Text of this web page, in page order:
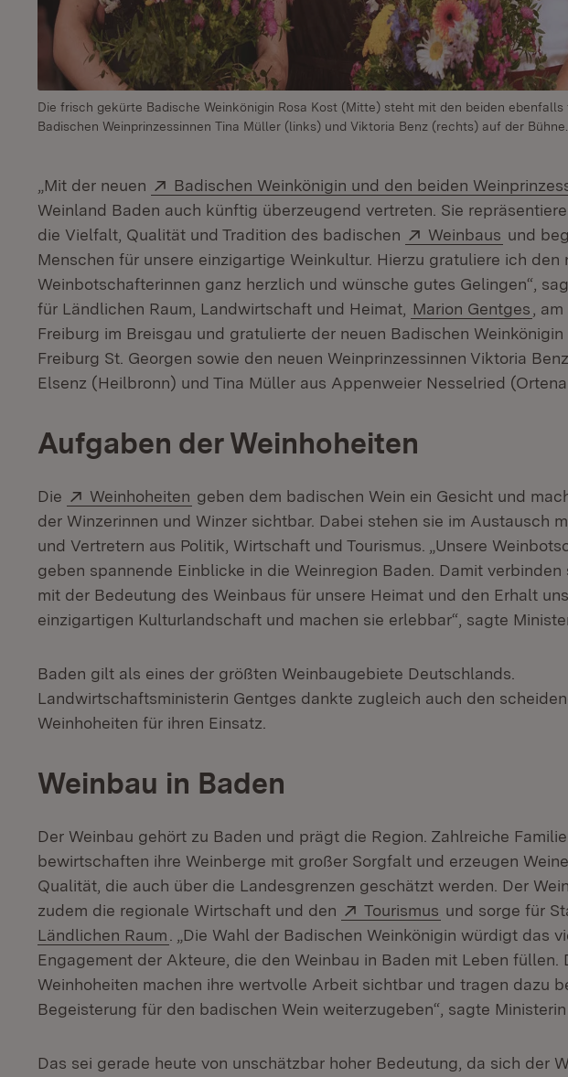
Die frisch gekürte Badische Weinkönigin Rosa Kost (Mitte) steht mit den beiden
Badischen Weinprinzessinnen Tina Müller (links) und Viktoria Benz (rechts) auf der Bühne.
„Mit der neuen Extern:
Badischen Weinkönigin und den beiden
Weinland Baden auch künftig überzeugend vertreten. Sie
die Vielfalt, Qualität und Tradition des badischen
Extern:
Weinbaus (Öffnet
und
Menschen für unsere einzigartige Weinkultur. Hierzu gratuliere ich den
Weinbotschafterinnen ganz herzlich und wünsche gutes Gelingen“,
für Ländlichen Raum, Landwirtschaft und Heimat, Marion Gentges
,
Freiburg im Breisgau und gratulierte der neuen Badischen Weinkönigin
Freiburg St. Georgen sowie den neuen Weinprinzessinnen Viktoria
Elsenz (Heilbronn) und Tina Müller aus Appenweier Nesselried
Aufgaben der Weinhoheiten
Die Extern:
Weinhoheiten (Öffnet in neuem Fenster)
geben dem badischen Wein ein Gesicht und
der Winzerinnen und Winzer sichtbar. Dabei stehen sie im Austausch
und Vertretern aus Politik, Wirtschaft und Tourismus. „Unsere
geben spannende Einblicke in die Weinregion Baden. Damit verbinden
mit der Bedeutung des Weinbaus für unsere Heimat und den Erhalt
einzigartigen Kulturlandschaft und machen sie erlebbar“, sagte
Baden gilt als eines der größten Weinbaugebiete Deutschlands.
Landwirtschaftsministerin Gentges dankte zugleich auch den
Weinhoheiten für ihren Einsatz.
Weinbau in Baden
Der Weinbau gehört zu Baden und prägt die Region. Zahlreiche
bewirtschaften ihre Weinberge mit großer Sorgfalt und erzeugen
Qualität, die auch über die Landesgrenzen geschätzt werden. Der
zudem die regionale Wirtschaft und den
Extern:
Tourismus (Öffnet in
und sorge für
Ländlichen Raum (Öffnet in neuem Fenster)
. „Die Wahl der Badischen Weinkönigin würdigt das
Engagement der Akteure, die den Weinbau in Baden mit Leben füllen.
Weinhoheiten machen ihre wertvolle Arbeit sichtbar und tragen dazu
Begeisterung für den badischen Wein weiterzugeben“, sagte Ministerin
Das sei gerade heute von unschätzbar hoher Bedeutung, da sich der